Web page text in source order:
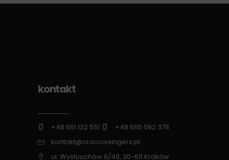
kontakt
+48 661 122 551
+48 665 092 378
kontakt@cracowsingers.pl
ul. Wysłouchów 6/49, 30-611 Kraków